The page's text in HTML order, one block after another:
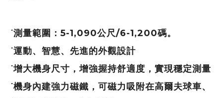
˙測量範圍：5-1,090公尺/6-1,200碼。
˙運動、智慧、先進的外觀設計
˙增大機身尺寸，增強握持舒適度，實現穩定測量
˙機身內建強力磁鐵，可磁力吸附在高爾夫球車、